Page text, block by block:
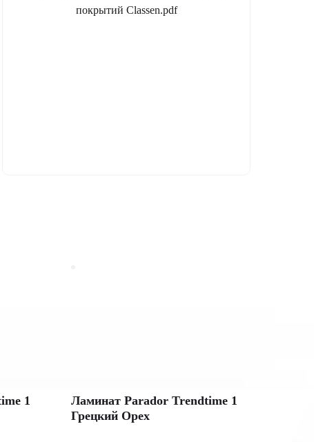
покрытий Classen.pdf
1
Ламинат Parador Trendtime 1
Грецкий Орех